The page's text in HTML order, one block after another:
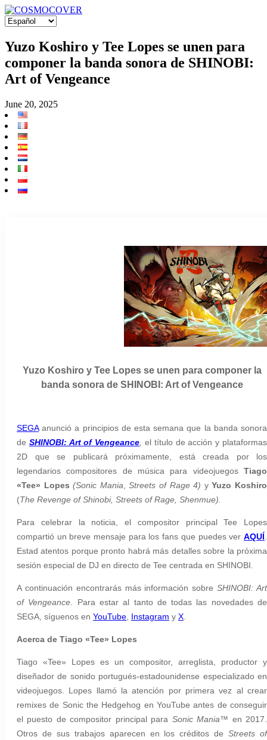
Yuzo Koshiro y Tee Lopes se unen para
componer la banda sonora de SHINOBI:
Art of Vengeance
June 20, 2025
Yuzo Koshiro y Tee Lopes se unen para componer la
banda sonora de SHINOBI: Art of Vengeance
SEGAanunció a principios de esta semana que la banda sonora
de SHINOBI: Art of Vengeance ,el título de acción y plataformas
2D que se publicará próximamente, está creada por los
legendarios compositores de música para videojuegosTiago
«Tee» Lopes (Sonic Mania ,Streets of Rage 4) yYuzo Koshiro
(The Revenge of Shinobi, Streets of Rage, Shenmue).
Para celebrar la noticia, el compositor principal Tee Lopes
compartió un breve mensaje para los fans que puedes ver AQUÍ
Estad atentos porque pronto habrá más detalles sobre la próxima
sesión especial de DJ en directo de Tee centrada en SHINOBI.
A continuación encontrarás más información sobre SHINOBI: Art
of Vengeance . Para estar al tanto de todas las novedades de
SEGA, síguenos en YouTube Instagram y X
Acerca de Tiago «Tee» Lopes
Tiago «Tee» Lopes es un compositor, arreglista, productor y
diseñador de sonido portugués-estadounidense especializado en
videojuegos. Lopes llamó la atención por primera vez al crear
remixes de Sonic the Hedgehog en YouTube antes de conseguir
el puesto de compositor principal para Sonic Mania™ en 2017.
Otros de sus trabajos aparecen en los créditos deStreets of